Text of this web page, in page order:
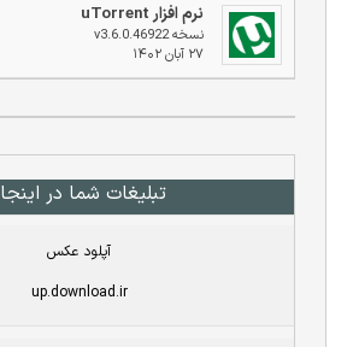
نرم افزار uTorrent
نسخه v3.6.0.46922
۲۷ آبان ۱۴۰۲
تبلیغات شما در اینجا
آپلود عکس
up.download.ir